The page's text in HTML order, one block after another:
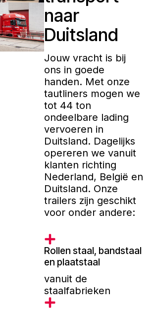
naar
Duitsland
Jouw vracht is bij
ons in goede
handen. Met onze
tautliners mogen we
tot 44 ton
ondeelbare lading
vervoeren in
Duitsland. Dagelijks
opereren we vanuit
klanten richting
Nederland, België en
Duitsland. Onze
trailers zijn geschikt
voor onder andere:
Rollen staal, bandstaal
en plaatstaal
vanuit de
staalfabrieken